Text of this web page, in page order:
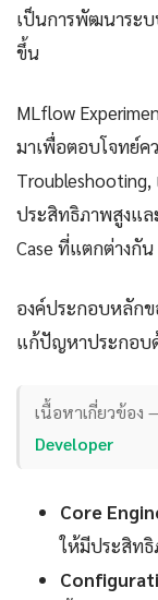
เป็นการพัฒนาระ
ขึ้น
MLflow
มาเพื่อตอบโจทย์ค
ประสิทธิภาพสูงแล
Case ที่แตกต่างกัน
องค์ประกอบหลักข
แก้ปัญหาประกอบ
เนื้อหาเกี่ยวข้อง
Developer
Core
ให้มีประสิท